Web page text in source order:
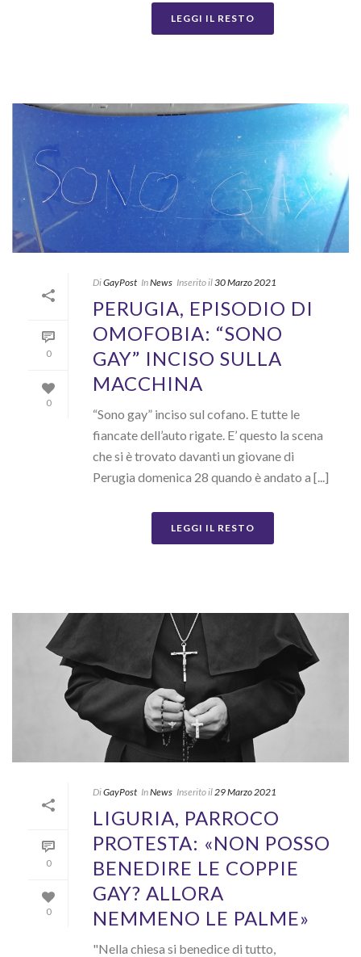
LEGGI IL RESTO
0
0
DiGayPost InNews Inserito il30 Marzo 2021
PERUGIA, EPISODIO DI
OMOFOBIA: “SONO
GAY” INCISO SULLA
MACCHINA
“Sono gay” inciso sul cofano. E tutte le
fiancate dell’auto rigate. E’ questo la scena
che si è trovato davanti un giovane di
Perugia domenica 28 quando è andato a [...]
LEGGI IL RESTO
0
0
DiGayPost InNews Inserito il 29 Marzo 2021
LIGURIA, PARROCO
PROTESTA: «NON POSSO
BENEDIRE LE COPPIE
GAY? ALLORA
NEMMENO LE PALME»
"Nella chiesa si benedice di tutto,